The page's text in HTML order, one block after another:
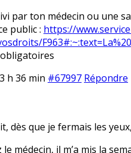
par ton médecin ou une
public : https://
h 36 min #67997 Répondre
dès que je fermais les
le médecin, il m’a mis la